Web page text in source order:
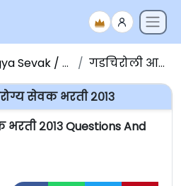
/ Sevika Question Paper गडचिरोली आरोग्य सेवक भरती २०१३
सेवक भरती २०१३
२०१३ Questions And